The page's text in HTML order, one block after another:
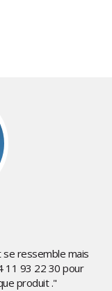
se ressemble mais
11 93 22 30pour
produit ."